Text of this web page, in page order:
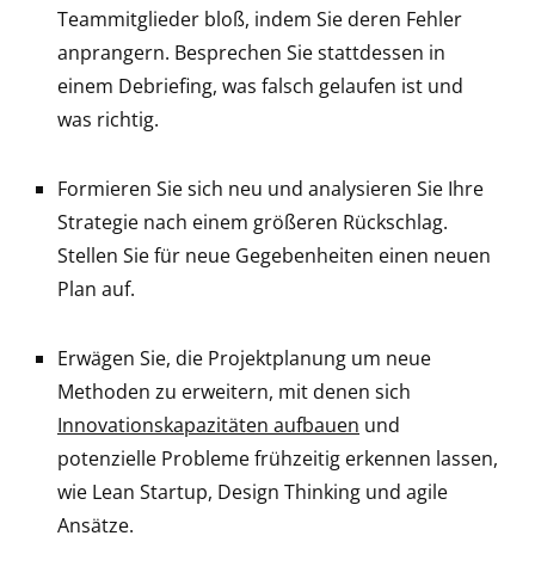
Teammitglieder bloß, indem Sie deren Fehler
anprangern. Besprechen Sie stattdessen in
einem Debriefing, was falsch gelaufen ist und
was richtig.
Formieren Sie sich neu und analysieren Sie Ihre
Strategie nach einem größeren Rückschlag.
Stellen Sie für neue Gegebenheiten einen neuen
Plan auf.
Erwägen Sie, die Projektplanung um neue
Methoden zu erweitern, mit denen sich
Innovationskapazitäten aufbauen und
potenzielle Probleme frühzeitig erkennen lassen,
wie Lean Startup, Design Thinking und agile
Ansätze.